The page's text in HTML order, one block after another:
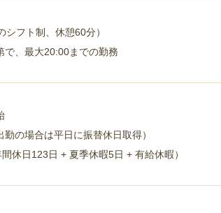
フト制、休憩60分）
、最大20:00までの勤務
の場合は平日に振替休日取得）
休日123日 + 夏季休暇5日 + 有給休暇）